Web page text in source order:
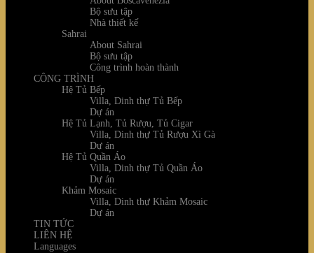
Bộ sưu tập
Nhà thiết kế
Sahrai
About Sahrai
Bộ sưu tập
Công trình hoàn thành
CÔNG TRÌNH
Hệ Tủ Bếp
Villa, Dinh thự Tủ Bếp
Dự án
Hệ Tủ Lạnh, Tủ Rượu, Tủ Cigar
Villa, Dinh thự Tủ Rượu Xì Gà
Dự án
Hệ Tủ Quần Áo
Villa, Dinh thự Tủ Quần Áo
Dự án
Khảm Mosaic
Villa, Dinh thự Khảm Mosaic
Dự án
TIN TỨC
LIÊN HỆ
Languages